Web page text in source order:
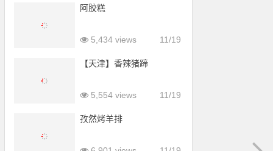
阿胶糕
11/19
5,434 views
【天津】香辣猪蹄
11/19
5,554 views
孜然烤羊排